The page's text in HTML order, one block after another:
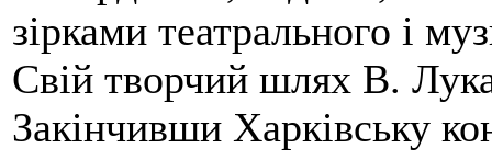
зірками театрального і
Свій творчий шлях В.
Закінчивши Харківську